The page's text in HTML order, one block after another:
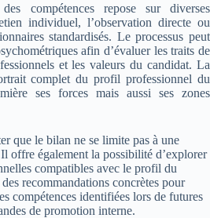
compétences repose sur diverses
individuel, l’observation directe ou
standardisés. Le processus peut
afin d’évaluer les traits de
et les valeurs du candidat. La
complet du profil professionnel du
ses forces mais aussi ses zones
que le bilan ne se limite pas à une
offre également la possibilité d’explorer
compatibles avec le profil du
recommandations concrètes pour
compétences identifiées lors de futures
de promotion interne.